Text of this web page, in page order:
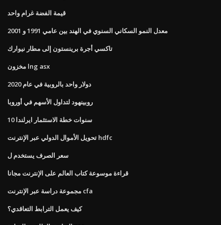
قيمة الفضة غرام واحد
معدل النمو السكاني السنوي في الهند بين عامي 1991 و 2001
تاكسي أجرة برينستون إلى مطار نيوارك
مخزون lng asx
دولار واحد بالروبية في عام 2020
روبينهود لتداول الأسهم في أوروبا
10 سنوات خطة الاستثمار ايرلندا
تحويل الأموال الدولي عبر الإنترنت hdfc
سعر الصرف يستخدم ل
قراءة موسوعة كتاب العالم على الإنترنت مجانا
مجموعة دراسة عبر الإنترنت cfa
كيف يعمل الترابط التعاقدي؟